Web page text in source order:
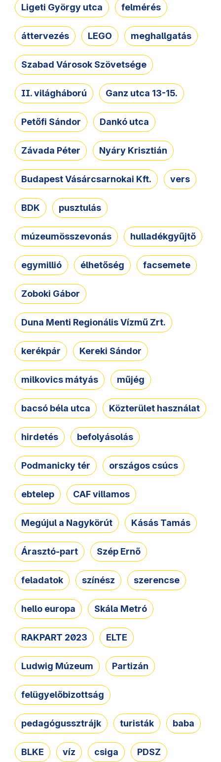
Ligeti György utca felmérés
áttervezés LEGO meghallgatás
Szabad Városok Szövetsége
II. világháború Ganz utca 13-15.
Petőfi Sándor Dankó utca
Závada Péter Nyáry Krisztián
Budapest Vásárcsarnokai Kft. vers
BDK pusztulás
múzeumösszevonás hulladékgyűjtő
egymillió élhetőség facsemete
Zoboki Gábor
Duna Menti Regionális Vízmű Zrt.
kerékpár Kereki Sándor
milkovics mátyás műjég
bacsó béla utca Közterület használat
hirdetés befolyásolás
Podmanicky tér országos csúcs
ebtelep CAF villamos
Megújul a Nagykörút Kásás Tamás
Árasztó-part Szép Ernő
feladatok színész szerencse
hello europa Skála Metró
RAKPART 2023 ELTE
Ludwig Múzeum Partizán
felügyelőbizottság
pedagógussztrájk turisták baba
BLKE víz csiga PDSZ